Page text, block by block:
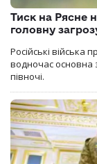
Тиск на Рясне
головну
Російські
водночас основна
півночі.